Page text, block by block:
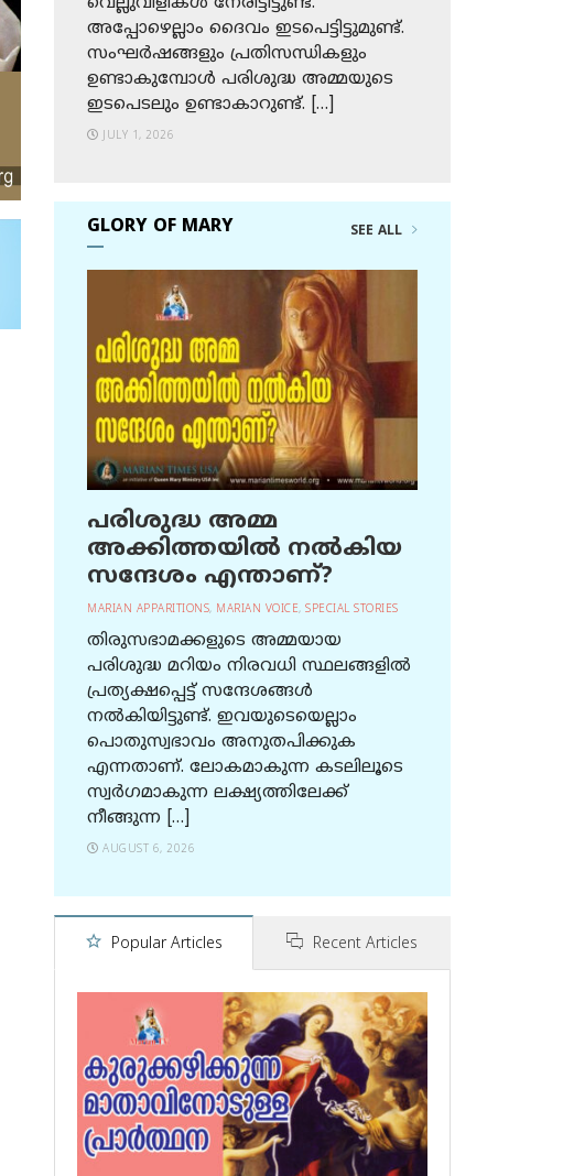
അപ്പോഴെല്ലാം ദൈവം ഇടപെട്ടിട്ടുമുണ്ട്.
സംഘര്‍ഷങ്ങളും പ്രതിസന്ധികളും
ഉണ്ടാകുമ്പോള്‍ പരിശുദ്ധ അമ്മയുടെ
ഇടപെടലും ഉണ്ടാകാറുണ്ട്. […]
JULY 1, 2026
GLORY OF MARY SEE ALL
പരിശുദ്ധ അമ്മ
അക്കിത്തയില്‍ നല്‍കിയ
സന്ദേശം എന്താണ്?
MARIAN APPARITIONS, MARIAN VOICE, SPECIAL STORIES
തിരുസഭാമക്കളുടെ അമ്മയായ
പരിശുദ്ധ മറിയം നിരവധി സ്ഥലങ്ങളിൽ
പ്രത്യക്ഷപ്പെട്ട് സന്ദേശങ്ങൾ
നൽകിയിട്ടുണ്ട്. ഇവയുടെയെല്ലാം
പൊതുസ്വഭാവം അനുതപിക്കുക
എന്നതാണ്. ലോകമാകുന്ന കടലിലൂടെ
സ്വർഗമാകുന്ന ലക്ഷ്യത്തിലേക്ക്
നീങ്ങുന്ന […]
AUGUST 6, 2026
Popular Articles Recent Articles